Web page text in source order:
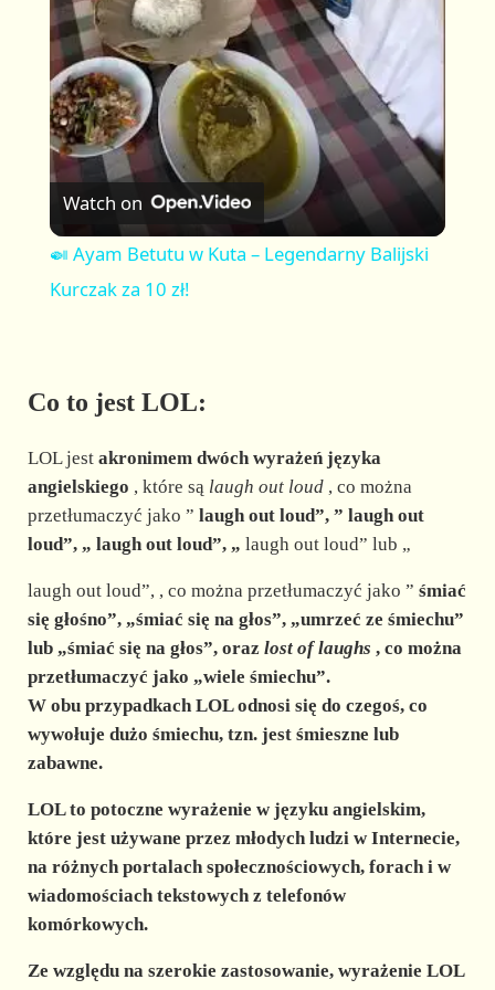
a
y
V
i
o
Watch on
🍛 Ayam Betutu w Kuta – Legendarny Balijski
Kurczak za 10 zł!
Co to jest LOL:
LOL jest akronimem dwóch wyrażeń języka
angielskiego , które są laugh out loud, co można
przetłumaczyć jako ” laugh out loud”, ” laugh out
loud”, „ laugh out loud”, „ laugh out loud” lub „
laugh out loud”, , co można przetłumaczyć jako ” śmiać
się głośno”, „śmiać się na głos”, „umrzeć ze śmiechu”
lub „śmiać się na głos”, oraz lost of laughs , co można
przetłumaczyć jako „wiele śmiechu”.
W obu przypadkach LOL odnosi się do czegoś, co
wywołuje dużo śmiechu, tzn. jest śmieszne lub
zabawne.
LOL to potoczne wyrażenie w języku angielskim,
które jest używane przez młodych ludzi w Internecie,
na różnych portalach społecznościowych, forach i w
wiadomościach tekstowych z telefonów
komórkowych.
Ze względu na szerokie zastosowanie, wyrażenie LOL